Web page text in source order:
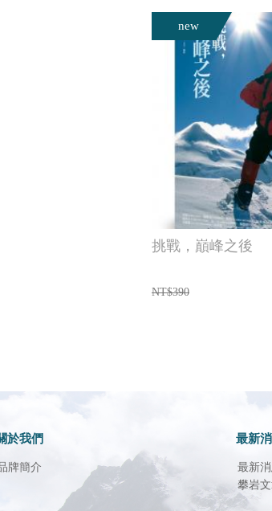
new
挑戰，巔峰之後
NT$390
於我們
牌簡介
最新
最新
攀岩